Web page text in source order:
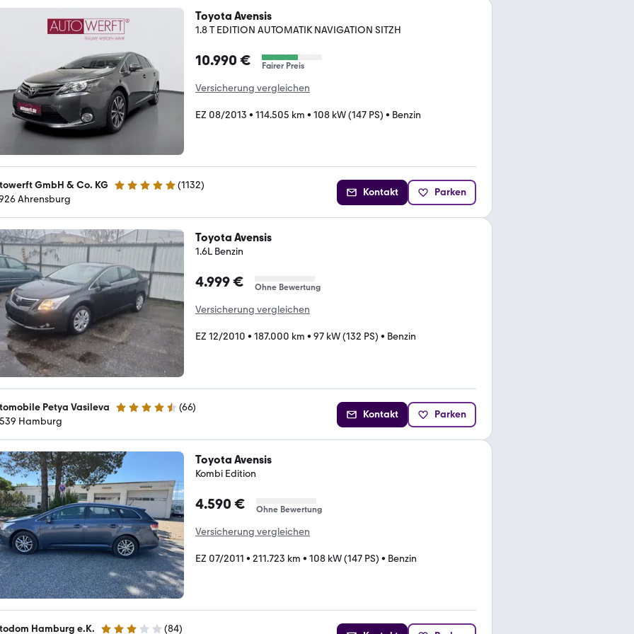
Toyota Avensis
1.8 T EDITION AUTOMATIK NAVIGATION SITZH
10.990 € Fairer Preis
Versicherung vergleichen
EZ 08/2013 • 114.505 km • 108 kW (147 PS) • Benzin
GmbH & Co. KG 4.8 Sterne (1132)
Ahrensburg
Kontakt Parken
Toyota Avensis
1.6L Benzin
4.999 € Ohne Bewertung
Versicherung vergleichen
EZ 12/2010 • 187.000 km • 97 kW (132 PS) • Benzin
Petya Vasileva 4.3 Sterne (66)
Hamburg
Kontakt Parken
Toyota Avensis
Kombi Edition
4.590 € Ohne Bewertung
Versicherung vergleichen
EZ 07/2011 • 211.723 km • 108 kW (147 PS) • Benzin
Hamburg e.K. (84)